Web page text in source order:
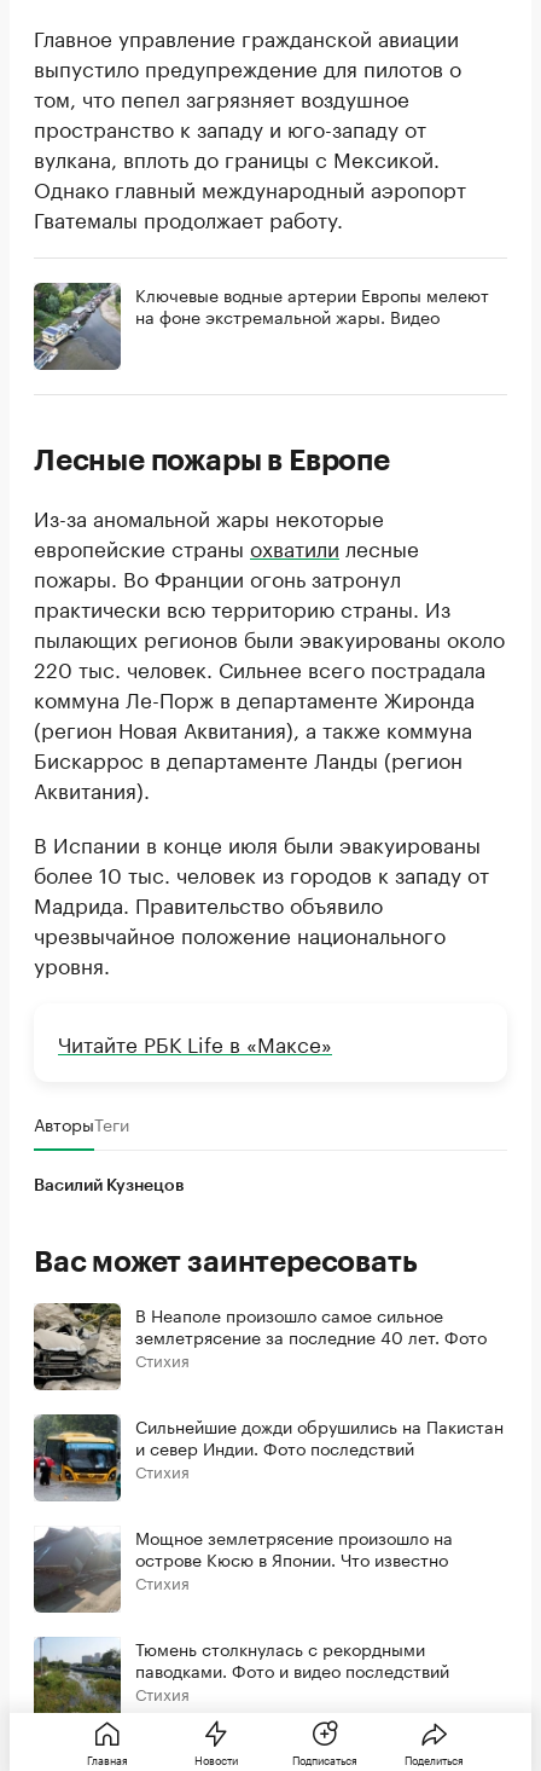
Главное управление гражданской авиации
выпустило предупреждение для пилотов о
том, что пепел загрязняет воздушное
пространство к западу и юго-западу от
вулкана, вплоть до границы с Мексикой.
Однако главный международный аэропорт
Гватемалы продолжает работу.
Ключевые водные артерии Европы мелеют
на фоне экстремальной жары. Видео
Лесные пожары в Европе
Из-за аномальной жары некоторые
европейские страны охватили лесные
пожары. Во Франции огонь затронул
практически всю территорию страны. Из
пылающих регионов были эвакуированы около
220 тыс. человек. Сильнее всего пострадала
коммуна Ле-Порж в департаменте Жиронда
(регион Новая Аквитания), а также коммуна
Бискаррос в департаменте Ланды (регион
Аквитания).
В Испании в конце июля были эвакуированы
более 10 тыс. человек из городов к западу от
Мадрида. Правительство объявило
чрезвычайное положение национального
уровня.
Читайте РБК Life в «Максе»
АвторыТеги
Василий Кузнецов
Вас может заинтересовать
В Неаполе произошло самое сильное
землетрясение за последние 40 лет. Фото
Стихия
Сильнейшие дожди обрушились на Пакистан
и север Индии. Фото последствий
Стихия
Мощное землетрясение произошло на
острове Кюсю в Японии. Что известно
Стихия
Тюмень столкнулась с рекордными
паводками. Фото и видео последствий
Стихия
Главная Новости Подписаться Поделиться